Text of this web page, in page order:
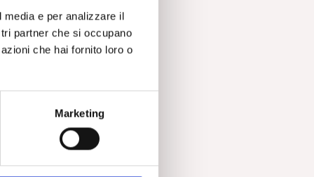
e per analizzare il
partner che si occupano
che hai fornito loro o
Marketing